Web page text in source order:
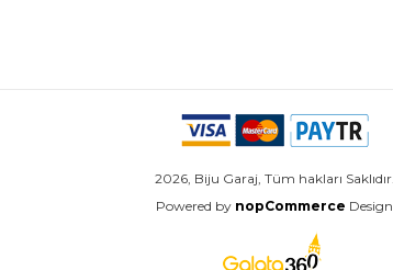
2026, Biju Garaj, Tüm hakları Saklıdır.
Powered by nopCommerce Design